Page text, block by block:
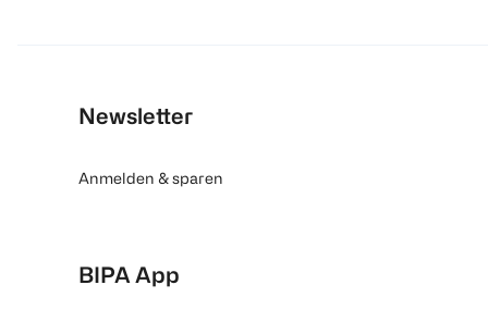
Newsletter
Anmelden & sparen
BIPA App